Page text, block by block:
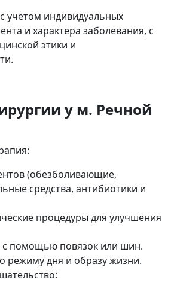
учётом индивидуальных
и характера заболевания, с
этики и
у м. Речной
(обезболивающие,
средства, антибиотики и
процедуры для улучшения
помощью повязок или шин.
режиму дня и образу жизни.